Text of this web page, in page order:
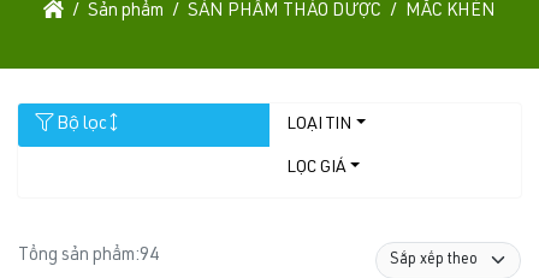
Sản phẩm SẢN PHẨM THẢO DƯỢC MẮC KHÉN
Bộ lọc LOẠI TIN
LỌC GIÁ
Tổng sản phẩm:94